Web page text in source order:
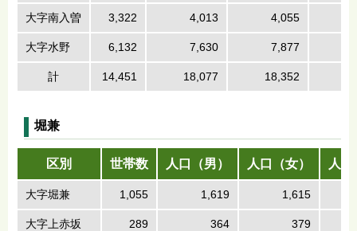
大字南入曽 3,322 4,013 4,055
大字水野 6,132 7,630 7,877
計 14,451 18,077 18,352
堀兼
区別 世帯数 人口（男） 人口（女） 人
大字堀兼 1,055 1,619 1,615
大字上赤坂 289 364 379